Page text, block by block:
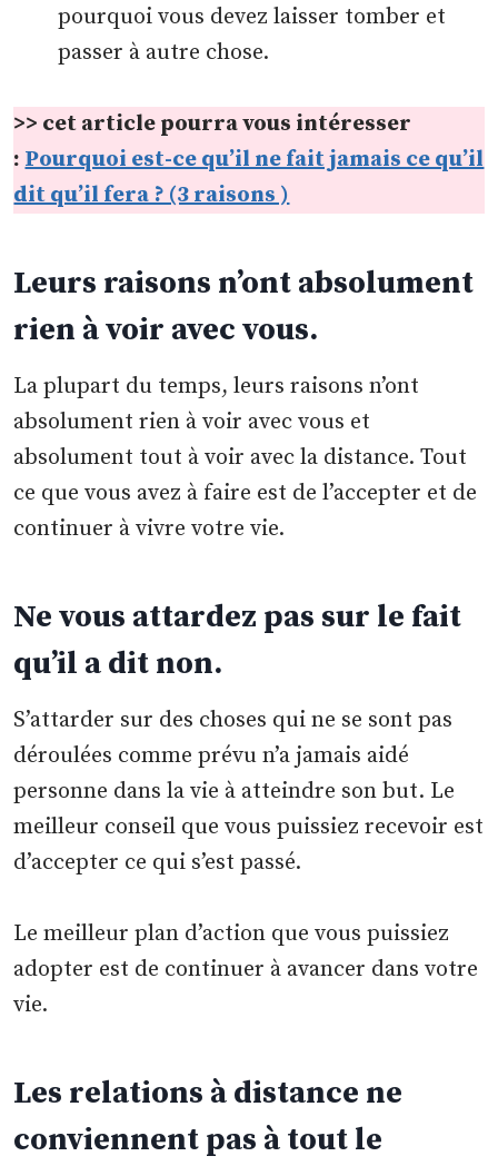
pourquoi vous devez laisser tomber et
passer à autre chose.
>> cet article pourra vous intéresser
:Pourquoi est-ce qu’il ne fait jamais ce qu’il
dit qu’il fera ? (3 raisons )
Leurs raisons n’ont absolument
rien à voir avec vous.
La plupart du temps, leurs raisons n’ont
absolument rien à voir avec vous et
absolument tout à voir avec la distance. Tout
ce que vous avez à faire est de l’accepter et de
continuer à vivre votre vie.
Ne vous attardez pas sur le fait
qu’il a dit non.
S’attarder sur des choses qui ne se sont pas
déroulées comme prévu n’a jamais aidé
personne dans la vie à atteindre son but. Le
meilleur conseil que vous puissiez recevoir est
d’accepter ce qui s’est passé.
Le meilleur plan d’action que vous puissiez
adopter est de continuer à avancer dans votre
vie.
Les relations à distance ne
conviennent pas à tout le